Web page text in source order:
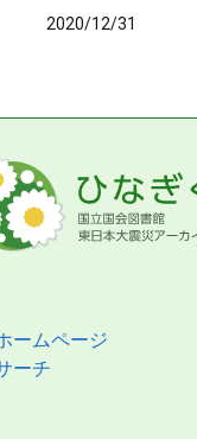
2020/12/31
ームページ
ーチ